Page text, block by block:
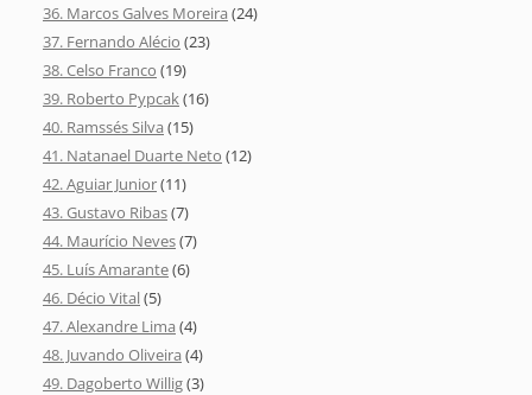
36. Marcos Galves Moreira (24)
37. Fernando Alécio (23)
38. Celso Franco (19)
39. Roberto Pypcak(16)
40. Ramssés Silva (15)
41. Natanael Duarte Neto (12)
42. Aguiar Junior(11)
43. Gustavo Ribas(7)
44. Maurício Neves(7)
45. Luís Amarante(6)
46. Décio Vital(5)
47. Alexandre Lima (4)
48. Juvando Oliveira (4)
49. Dagoberto Willig(3)